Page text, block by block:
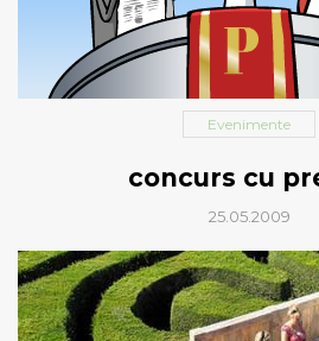
Evenimente
concurs cu
25.05.2009